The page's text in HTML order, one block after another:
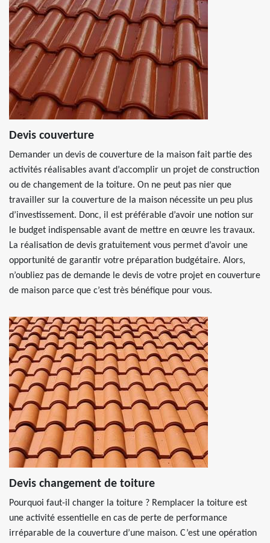
Devis couverture
Demander un devis de couverture de la maison fait partie des
activités réalisables avant d’accomplir un projet de construction
ou de changement de la toiture. On ne peut pas nier que
travailler sur la couverture de la maison nécessite un peu plus
d’investissement. Donc, il est préférable d’avoir une notion sur
le budget indispensable avant de mettre en œuvre les travaux.
La réalisation de devis gratuitement vous permet d’avoir une
opportunité de garantir votre préparation budgétaire. Alors,
n’oubliez pas de demande le devis de votre projet en couverture
de maison parce que c’est très bénéfique pour vous.
Devis changement de toiture
Pourquoi faut-il changer la toiture ? Remplacer la toiture est
une activité essentielle en cas de perte de performance
irréparable de la couverture d’une maison. C’est une opération